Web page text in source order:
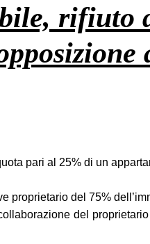
rifiuto
pari al 25% di un
proprietario del 75%
del